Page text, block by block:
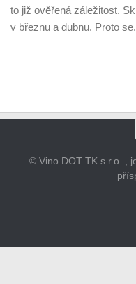
to již ověřená záležitost.
v březnu a dubnu. Proto
© Vino DOT TK s.r.o. ,